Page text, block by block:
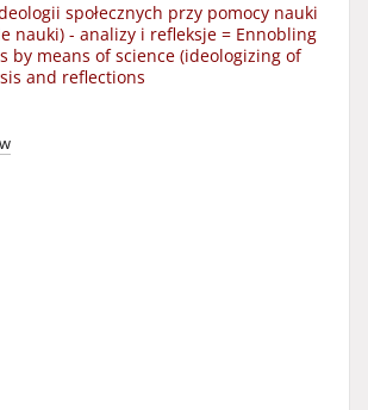
społecznych przy pomocy nauki
nauki) - analizy i refleksje = Ennobling
by means of science (ideologizing of
and reflections